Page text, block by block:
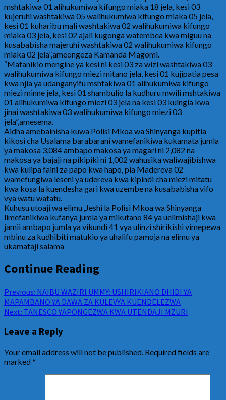
mshtakiwa 01 alihukumiwa kifungo miaka 18 jela, kesi 03
kujeruhi washtakiwa 05 walihukumiwa kifungo miaka 05 jela,
kesi 01 kuharibu mali washtakiwa 02 walihukumiwa kifungo
miaka 03 jela, kesi 02 ajali kugonga watembea kwa miguu na
kusababisha majeruhi washtakiwa 02 walihukumiwa kifungo
miaka 02 jela”,ameongeza Kamanda Magomi.
“Mafanikio mengine ya kesi ni kesi 03 za wizi washtakiwa 03
walihukumiwa kifungo miezi mitano jela, kesi 01 kujipatia pesa
kwa njia ya udanganyifu mshtakiwa 01 alihukumiwa kifungo
miezi minne jela, kesi 01 shambulio la kudhuru mwili mshtakiwa
01 alihukumiwa kifungo miezi 03 jela na kesi 03 kuingia kwa
jinai washtakiwa 03 walihukumiwa kifungo miezi 03
jela”,amesema.
Aidha amebainisha kuwa Polisi Mkoa wa Shinyanga kupitia
kikosi cha Usalama barabarani wamefanikiwa kukamata jumla
ya makosa 3,084 ambapo makosa ya magari ni 2,082 na
makosa ya bajaji na pikipiki ni 1,002 wahusika waliwajibishwa
kwa kulipa faini za papo kwa hapo, pia Madereva 02
wamefungiwa leseni ya udereva kwa kipindi cha miezi mitatu
kwa kosa la kuendesha gari kwa uzembe na kusababisha vifo
vya watu watatu.
Kuhusu utoaji wa elimu ,Jeshi la Polisi Mkoa wa Shinyanga
limefanikiwa kufanya jumla ya mikutano 84 ya uelimishaji kwa
jamii ambapo jumla ya vikundi 41 vya ulinzi shirikishi vimepewa
mbinu za kudhibiti matukio ya uhalifu pamoja na elimu ya
ukamataji salama
Continue Reading
Previous: NAIBU WAZIRI UMMY: USHIRIKIANO DHIDI YA
MAPAMBANO YA DAWA ZA KULEVYA KUENDELEZWA
Next: TANESCO YAPONGEZWA KWA UTENDAJI MZURI
Leave a Reply
Your email address will not be published. Required fields are
marked*